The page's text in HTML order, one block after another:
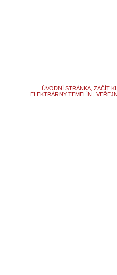
ÚVODNÍ STRÁNKA, ZAČÍT
ELEKTRÁRNY TEMELÍN |